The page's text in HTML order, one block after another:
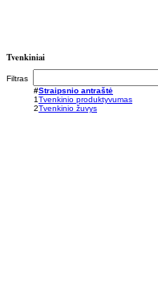
Tvenkiniai
Filtras
#Straipsnio antraštė
1Tvenkinio produktyvumas
2Tvenkinio žuvys